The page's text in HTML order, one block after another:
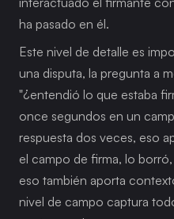
ha pasado en él.
Este nivel de detalle es
una disputa, la pregunta a
"¿entendió lo que estaba
once segundos en un
respuesta dos veces, eso
el campo de firma, lo
eso también aporta
nivel de campo captura